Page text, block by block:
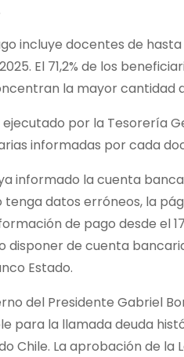
incluye docentes de
El 71,2% de los
la mayor cantidad
por la Tesorería
informadas por cada
informado la cuenta
datos erróneos, la
de pago desde el
disponer de cuenta
Estado.
del Presidente Gabriel
para la llamada deuda
Chile. La aprobación de la